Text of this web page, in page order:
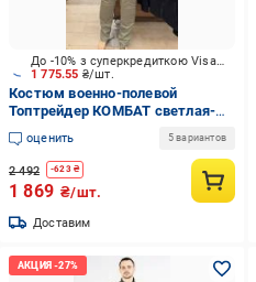
1 775.55 ₴/шт.
До -10% з суперкредиткою Visa Вигода
Костюм военно-полевой
Топтрейдер КОМБАТ светлая-
олива 112-116/170-176 см р.XL
оценить 5 вариантов
2 492 -623₴
1 869 ₴/шт.
Доставим